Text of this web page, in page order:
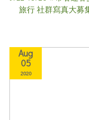
旅行 社群寫真大募
Aug
05
2020